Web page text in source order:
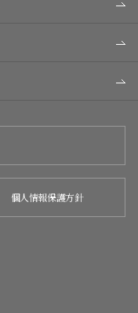
個人情報保護方針